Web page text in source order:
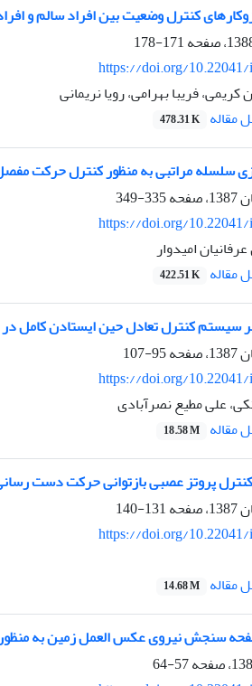
کنترل وضعیت بین افراد سالم و
171-178
https://doi.org/
فریبا بهرامی، رویا نریمانی
مقاله 478.31 K
سلسله مراتبی به منظور کنترل حرکت
335-349
https://doi.org/
امیدوار
مقاله 422.51 K
سیستم کنترل تعادل حین ایستادن کامل
95-107
https://doi.org/
علی مطیع نصرآبادی
مقاله 18.58 M
پروتز عصبی بازتوانی حرکت دست
131-140
https://doi.org/
مقاله 14.68 M
سنجش نیروی عکس العمل زمین به
57-64